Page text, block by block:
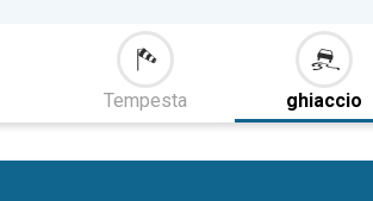
Tempesta ghiaccio